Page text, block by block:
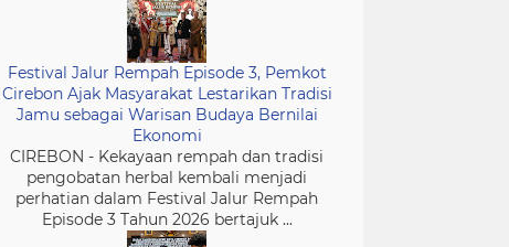
Festival Jalur Rempah Episode 3, Pemkot
Cirebon Ajak Masyarakat Lestarikan Tradisi
Jamu sebagai Warisan Budaya Bernilai
Ekonomi
CIREBON - Kekayaan rempah dan tradisi
pengobatan herbal kembali menjadi
perhatian dalam Festival Jalur Rempah
Episode 3 Tahun 2026 bertajuk ...